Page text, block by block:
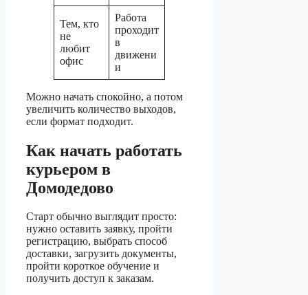
Тем, кто
не
любит
офис
Работа
проходит
в
движени
и
Можно начать спокойно, а потом
увеличить количество выходов,
если формат подходит.
Как начать работать
курьером в
Домодедово
Старт обычно выглядит просто:
нужно оставить заявку, пройти
регистрацию, выбрать способ
доставки, загрузить документы,
пройти короткое обучение и
получить доступ к заказам.